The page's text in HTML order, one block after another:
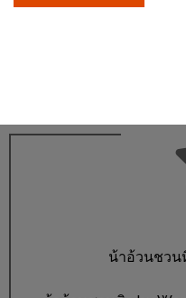
พลาด
น้าอ้วนชวน